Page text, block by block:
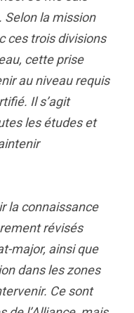
Selon la mission
ces trois divisions
cette prise
au niveau requis
Il s’agit
les études et
la connaissance
révisés
major, ainsi que
dans les zones
Ce sont